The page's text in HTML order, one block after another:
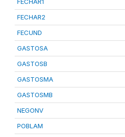
FECHAR2
FECUND
GASTOSA
GASTOSB
GASTOSMA
GASTOSMB
NEGONV
POBLAM